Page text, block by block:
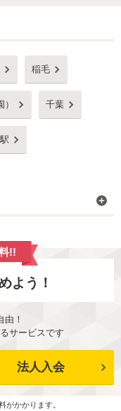
稲毛
千葉
!!
よう！
由！
サービスです
法人入会
がかかります。